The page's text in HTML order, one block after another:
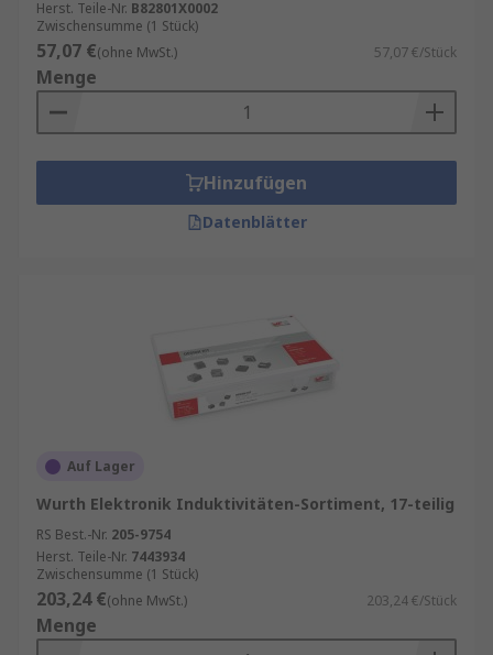
Herst. Teile-Nr. B82801X0002
Zwischensumme (1 Stück)
57,07 €(ohne MwSt.) 57,07 €/Stück
Menge
Hinzufügen
Datenblätter
Auf Lager
Wurth Elektronik Induktivitäten-Sortiment, 17-teilig
RS Best.-Nr. 205-9754
Herst. Teile-Nr. 7443934
Zwischensumme (1 Stück)
203,24 €(ohne MwSt.) 203,24 €/Stück
Menge